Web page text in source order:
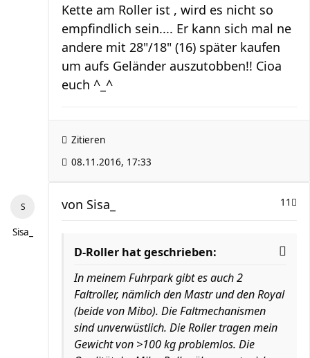
Kette am Roller ist , wird es nicht so
empfindlich sein.... Er kann sich mal ne
andere mit 28"/18" (16) später kaufen
um aufs Geländer auszutobben!! Cioa
euch ^_^
Zitieren
08.11.2016, 17:33
Sisa_
11
von Sisa_
D-Roller hat geschrieben:
In meinem Fuhrpark gibt es auch 2
Faltroller, nämlich den Mastr und den Royal
(beide von Mibo). Die Faltmechanismen
sind unverwüstlich. Die Roller tragen mein
Gewicht von >100 kg problemlos. Die